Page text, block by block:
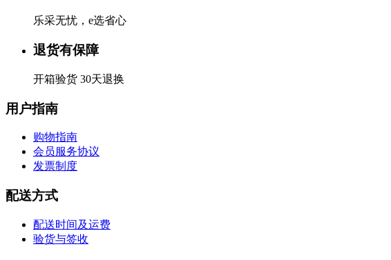
乐采无忧，e选省心
退货有保障
开箱验货 30天退换
用户指南
购物指南
会员服务协议
发票制度
配送方式
配送时间及运费
验货与签收